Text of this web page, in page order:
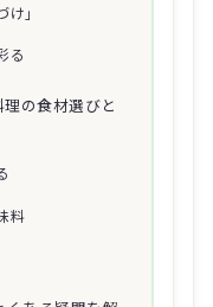
」
る
の食材選びと
料